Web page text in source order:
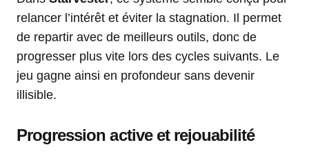
relancer l’intérêt et éviter la stagnation. Il permet
de repartir avec de meilleurs outils, donc de
progresser plus vite lors des cycles suivants. Le
jeu gagne ainsi en profondeur sans devenir
illisible.
Progression active et rejouabilité